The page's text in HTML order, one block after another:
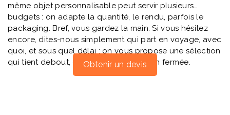
même objet personnalisable peut servir plusieurs
budgets : on adapte la quantité, le rendu, parfois le
packaging. Bref, vous gardez la main. Si vous hésitez
encore, dites-nous simplement qui part en voyage, avec
quoi, et sous quel délai : on vous propose une sélection
qui tient debout, comme une valise bien fermée.
Obtenir un devis